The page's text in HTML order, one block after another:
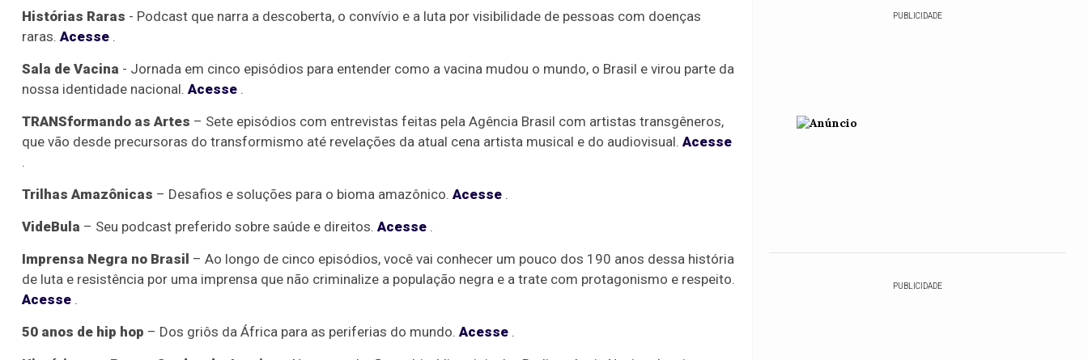
Histórias Raras - Podcast que narra a descoberta, o convívio e a luta por visibilidade de pessoas com doenças
raras. Acesse .
Sala de Vacina - Jornada em cinco episódios para entender como a vacina mudou o mundo, o Brasil e virou parte da
nossa identidade nacional. Acesse .
TRANSformando as Artes – Sete episódios com entrevistas feitas pela Agência Brasil com artistas transgêneros,
que vão desde precursoras do transformismo até revelações da atual cena artista musical e do audiovisual. Acesse
.
Trilhas Amazônicas – Desafios e soluções para o bioma amazônico. Acesse .
VideBula – Seu podcast preferido sobre saúde e direitos. Acesse .
Imprensa Negra no Brasil – Ao longo de cinco episódios, você vai conhecer um pouco dos 190 anos dessa história
de luta e resistência por uma imprensa que não criminalize a população negra e a trate com protagonismo e respeito.
Acesse .
50 anos de hip hop – Dos griôs da África para as periferias do mundo. Acesse .
PUBLICIDADE
PUBLICIDADE